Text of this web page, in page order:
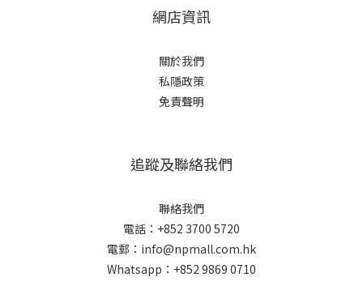
網店資訊
關於我們
私隱政策
免責聲明
追蹤及聯絡我們
聯絡我們
電話：+852 3700 5720
電郵：info@npmall.com.hk
Whatsapp：+852 9869 0710